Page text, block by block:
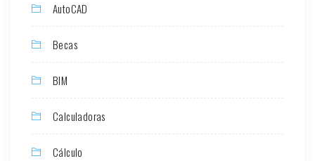
AutoCAD
Becas
BIM
Calculadoras
Cálculo